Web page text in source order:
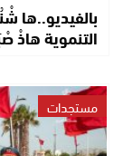
بالفيديو..ها
التنموية هاذْ
مستجدات